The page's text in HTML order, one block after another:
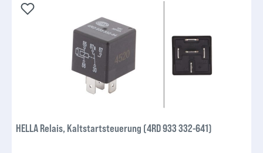
HELLA Relais, Kaltstartsteuerung (4RD 933 332-641)